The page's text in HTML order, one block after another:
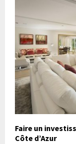
Faire un
Côte d’Azur